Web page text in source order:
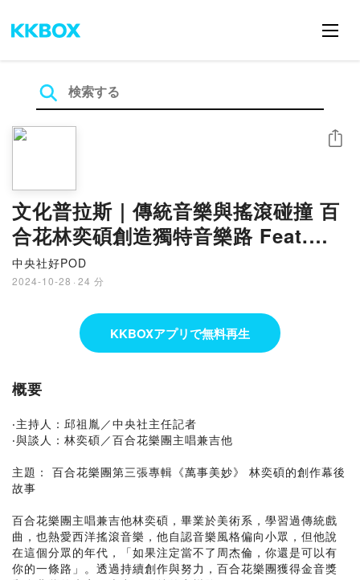
文化普拉斯｜傳統音樂與搖滾碰撞 百
合花林奕碩創造獨特音樂路 Feat.林
奕碩
中央社好POD
2024-10-28 · 24 分
シェア
KKBOXアプリで無料再生
概要
‧主持人：邱祖胤／中央社主任記者
‧與談人：林奕碩／百合花樂團主唱兼吉他
主題： 百合花樂團第三張專輯《萬事美妙》 林奕碩的創作幕後
故事
百合花樂團主唱兼吉他林奕碩，畢業於美術系，學習過傳統戲
曲，也熱愛西洋搖滾音樂，他自認音樂風格偏向小眾，但他說
在這個分眾的年代，「如果注定當不了周杰倫，你還是可以有
你的一條路」。透過持續創作與努力，百合花樂團獲得金音獎